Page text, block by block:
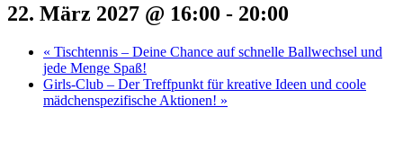
22. März 2027 @ 16:00 - 20:00
« Tischtennis – Deine Chance auf schnelle Ballwechsel und
jede Menge Spaß!
Girls-Club – Der Treffpunkt für kreative Ideen und coole
mädchenspezifische Aktionen! »